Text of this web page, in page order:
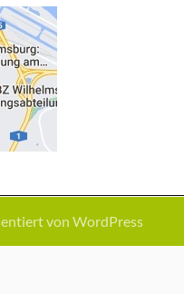
von WordPress